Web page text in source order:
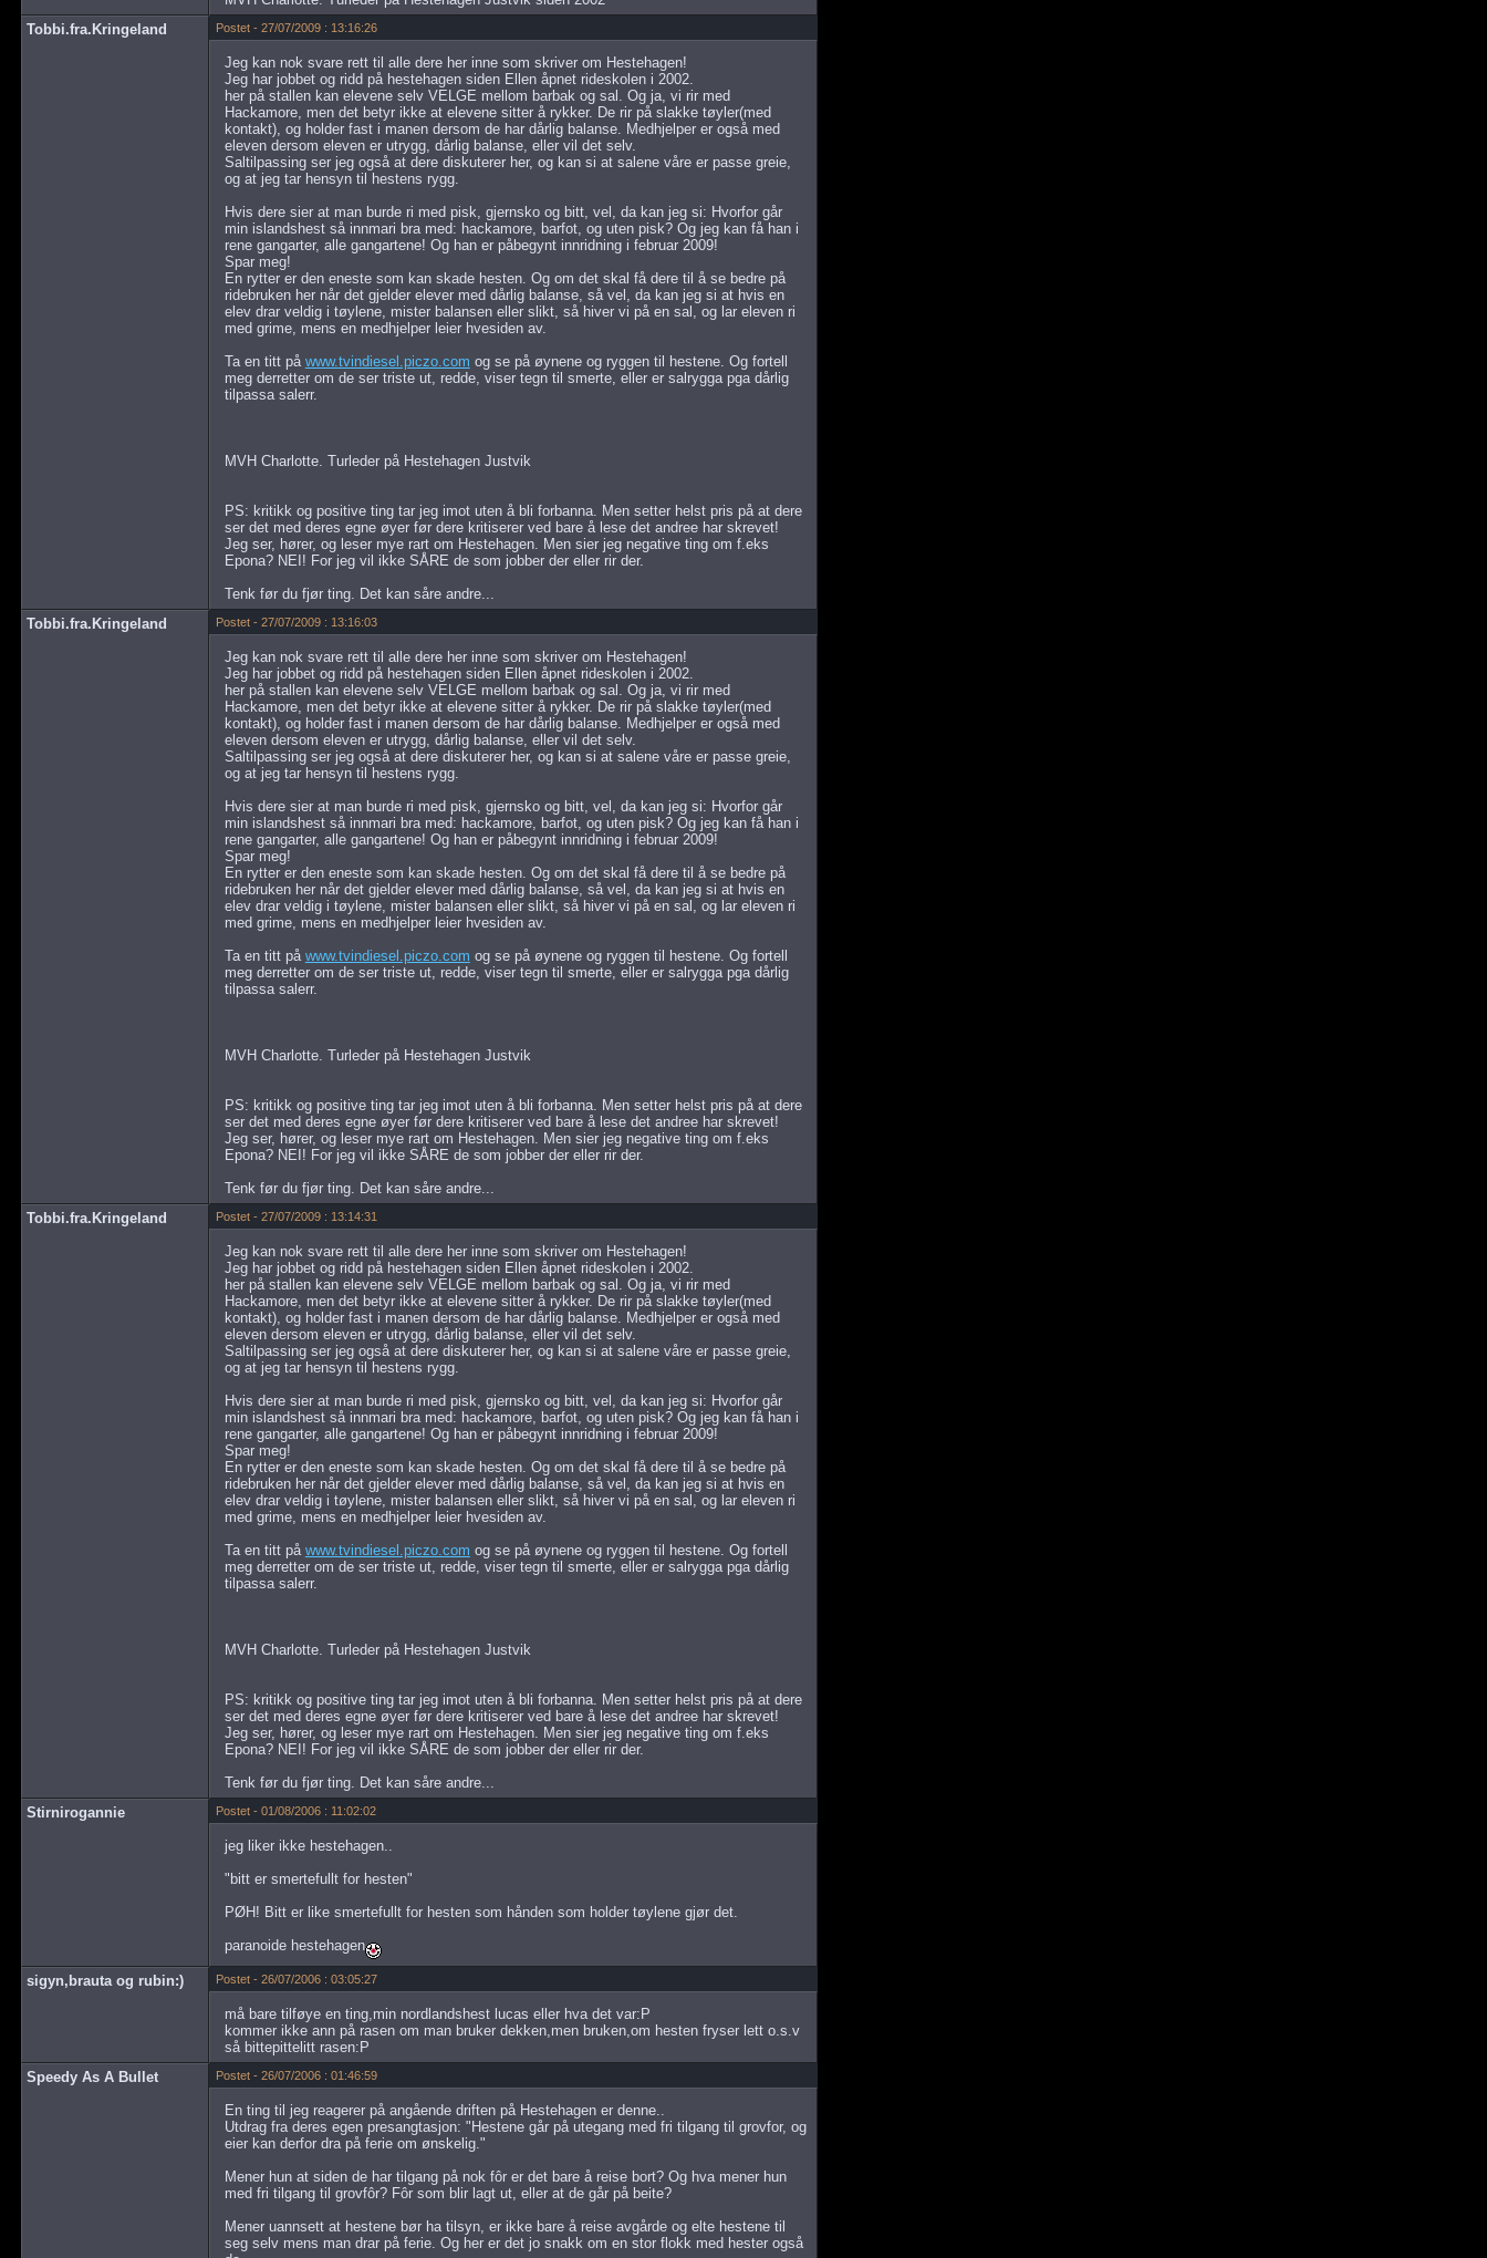
Tobbi.fra.Kringeland
Postet - 27/07/2009 : 13:16:26
Jeg kan nok svare rett til alle dere her inne som skriver om Hestehagen!
Jeg har jobbet og ridd på hestehagen siden Ellen åpnet rideskolen i 2002.
her på stallen kan elevene selv VELGE mellom barbak og sal. Og ja, vi rir med
Hackamore, men det betyr ikke at elevene sitter å rykker. De rir på slakke tøyler(med
kontakt), og holder fast i manen dersom de har dårlig balanse. Medhjelper er også med
eleven dersom eleven er utrygg, dårlig balanse, eller vil det selv.
Saltilpassing ser jeg også at dere diskuterer her, og kan si at salene våre er passe greie,
og at jeg tar hensyn til hestens rygg.
Hvis dere sier at man burde ri med pisk, gjernsko og bitt, vel, da kan jeg si: Hvorfor går
min islandshest så innmari bra med: hackamore, barfot, og uten pisk? Og jeg kan få han i
rene gangarter, alle gangartene! Og han er påbegynt innridning i februar 2009!
Spar meg!
En rytter er den eneste som kan skade hesten. Og om det skal få dere til å se bedre på
ridebruken her når det gjelder elever med dårlig balanse, så vel, da kan jeg si at hvis en
elev drar veldig i tøylene, mister balansen eller slikt, så hiver vi på en sal, og lar eleven ri
med grime, mens en medhjelper leier hvesiden av.
Ta en titt på www.tvindiesel.piczo.com og se på øynene og ryggen til hestene. Og fortell
meg derretter om de ser triste ut, redde, viser tegn til smerte, eller er salrygga pga dårlig
tilpassa salerr.
MVH Charlotte. Turleder på Hestehagen Justvik
PS: kritikk og positive ting tar jeg imot uten å bli forbanna. Men setter helst pris på at dere
ser det med deres egne øyer før dere kritiserer ved bare å lese det andree har skrevet!
Jeg ser, hører, og leser mye rart om Hestehagen. Men sier jeg negative ting om f.eks
Epona? NEI! For jeg vil ikke SÅRE de som jobber der eller rir der.
Tenk før du fjør ting. Det kan såre andre...
Tobbi.fra.Kringeland
Postet - 27/07/2009 : 13:16:03
Jeg kan nok svare rett til alle dere her inne som skriver om Hestehagen!
Jeg har jobbet og ridd på hestehagen siden Ellen åpnet rideskolen i 2002.
her på stallen kan elevene selv VELGE mellom barbak og sal. Og ja, vi rir med
Hackamore, men det betyr ikke at elevene sitter å rykker. De rir på slakke tøyler(med
kontakt), og holder fast i manen dersom de har dårlig balanse. Medhjelper er også med
eleven dersom eleven er utrygg, dårlig balanse, eller vil det selv.
Saltilpassing ser jeg også at dere diskuterer her, og kan si at salene våre er passe greie,
og at jeg tar hensyn til hestens rygg.
Hvis dere sier at man burde ri med pisk, gjernsko og bitt, vel, da kan jeg si: Hvorfor går
min islandshest så innmari bra med: hackamore, barfot, og uten pisk? Og jeg kan få han i
rene gangarter, alle gangartene! Og han er påbegynt innridning i februar 2009!
Spar meg!
En rytter er den eneste som kan skade hesten. Og om det skal få dere til å se bedre på
ridebruken her når det gjelder elever med dårlig balanse, så vel, da kan jeg si at hvis en
elev drar veldig i tøylene, mister balansen eller slikt, så hiver vi på en sal, og lar eleven ri
med grime, mens en medhjelper leier hvesiden av.
Ta en titt på www.tvindiesel.piczo.com og se på øynene og ryggen til hestene. Og fortell
meg derretter om de ser triste ut, redde, viser tegn til smerte, eller er salrygga pga dårlig
tilpassa salerr.
MVH Charlotte. Turleder på Hestehagen Justvik
PS: kritikk og positive ting tar jeg imot uten å bli forbanna. Men setter helst pris på at dere
ser det med deres egne øyer før dere kritiserer ved bare å lese det andree har skrevet!
Jeg ser, hører, og leser mye rart om Hestehagen. Men sier jeg negative ting om f.eks
Epona? NEI! For jeg vil ikke SÅRE de som jobber der eller rir der.
Tenk før du fjør ting. Det kan såre andre...
Tobbi.fra.Kringeland
Postet - 27/07/2009 : 13:14:31
Jeg kan nok svare rett til alle dere her inne som skriver om Hestehagen!
Jeg har jobbet og ridd på hestehagen siden Ellen åpnet rideskolen i 2002.
her på stallen kan elevene selv VELGE mellom barbak og sal. Og ja, vi rir med
Hackamore, men det betyr ikke at elevene sitter å rykker. De rir på slakke tøyler(med
kontakt), og holder fast i manen dersom de har dårlig balanse. Medhjelper er også med
eleven dersom eleven er utrygg, dårlig balanse, eller vil det selv.
Saltilpassing ser jeg også at dere diskuterer her, og kan si at salene våre er passe greie,
og at jeg tar hensyn til hestens rygg.
Hvis dere sier at man burde ri med pisk, gjernsko og bitt, vel, da kan jeg si: Hvorfor går
min islandshest så innmari bra med: hackamore, barfot, og uten pisk? Og jeg kan få han i
rene gangarter, alle gangartene! Og han er påbegynt innridning i februar 2009!
Spar meg!
En rytter er den eneste som kan skade hesten. Og om det skal få dere til å se bedre på
ridebruken her når det gjelder elever med dårlig balanse, så vel, da kan jeg si at hvis en
elev drar veldig i tøylene, mister balansen eller slikt, så hiver vi på en sal, og lar eleven ri
med grime, mens en medhjelper leier hvesiden av.
Ta en titt på www.tvindiesel.piczo.com og se på øynene og ryggen til hestene. Og fortell
meg derretter om de ser triste ut, redde, viser tegn til smerte, eller er salrygga pga dårlig
tilpassa salerr.
MVH Charlotte. Turleder på Hestehagen Justvik
PS: kritikk og positive ting tar jeg imot uten å bli forbanna. Men setter helst pris på at dere
ser det med deres egne øyer før dere kritiserer ved bare å lese det andree har skrevet!
Jeg ser, hører, og leser mye rart om Hestehagen. Men sier jeg negative ting om f.eks
Epona? NEI! For jeg vil ikke SÅRE de som jobber der eller rir der.
Tenk før du fjør ting. Det kan såre andre...
Stirnirogannie
Postet - 01/08/2006 : 11:02:02
jeg liker ikke hestehagen..
"bitt er smertefullt for hesten"
PØH! Bitt er like smertefullt for hesten som hånden som holder tøylene gjør det.
paranoide hestehagen
sigyn,brauta og rubin:) Postet - 26/07/2006 : 03:05:27
må bare tilføye en ting,min nordlandshest lucas eller hva det var:P
kommer ikke ann på rasen om man bruker dekken,men bruken,om hesten fryser lett o.s.v
så bittepittelitt rasen:P
Speedy As A Bullet
Postet - 26/07/2006 : 01:46:59
En ting til jeg reagerer på angående driften på Hestehagen er denne..
Utdrag fra deres egen presangtasjon: "Hestene går på utegang med fri tilgang til grovfor, og
eier kan derfor dra på ferie om ønskelig."
Mener hun at siden de har tilgang på nok fôr er det bare å reise bort? Og hva mener hun
med fri tilgang til grovfôr? Fôr som blir lagt ut, eller at de går på beite?
Mener uannsett at hestene bør ha tilsyn, er ikke bare å reise avgårde og elte hestene til
seg selv mens man drar på ferie. Og her er det jo snakk om en stor flokk med hester også